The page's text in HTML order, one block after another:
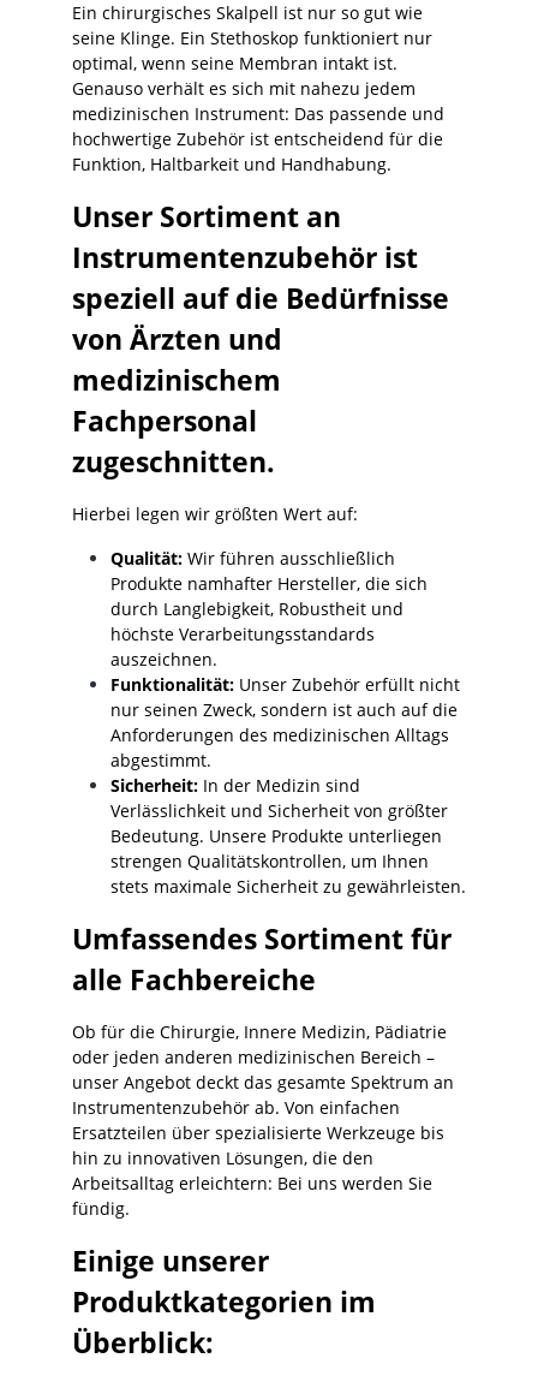
Ein chirurgisches Skalpell ist nur so gut wie
seine Klinge. Ein Stethoskop funktioniert nur
optimal, wenn seine Membran intakt ist.
Genauso verhält es sich mit nahezu jedem
medizinischen Instrument: Das passende und
hochwertige Zubehör ist entscheidend für die
Funktion, Haltbarkeit und Handhabung.
Unser Sortiment an
Instrumentenzubehör ist
speziell auf die Bedürfnisse
von Ärzten und
medizinischem
Fachpersonal
zugeschnitten.
Hierbei legen wir größten Wert auf:
Qualität: Wir führen ausschließlich
Produkte namhafter Hersteller, die sich
durch Langlebigkeit, Robustheit und
höchste Verarbeitungsstandards
auszeichnen.
Funktionalität: Unser Zubehör erfüllt nicht
nur seinen Zweck, sondern ist auch auf die
Anforderungen des medizinischen Alltags
abgestimmt.
Sicherheit: In der Medizin sind
Verlässlichkeit und Sicherheit von größter
Bedeutung. Unsere Produkte unterliegen
strengen Qualitätskontrollen, um Ihnen
stets maximale Sicherheit zu gewährleisten.
Umfassendes Sortiment für
alle Fachbereiche
Ob für die Chirurgie, Innere Medizin, Pädiatrie
oder jeden anderen medizinischen Bereich –
unser Angebot deckt das gesamte Spektrum an
Instrumentenzubehör ab. Von einfachen
Ersatzteilen über spezialisierte Werkzeuge bis
hin zu innovativen Lösungen, die den
Arbeitsalltag erleichtern: Bei uns werden Sie
fündig.
Einige unserer
Produktkategorien im
Überblick: